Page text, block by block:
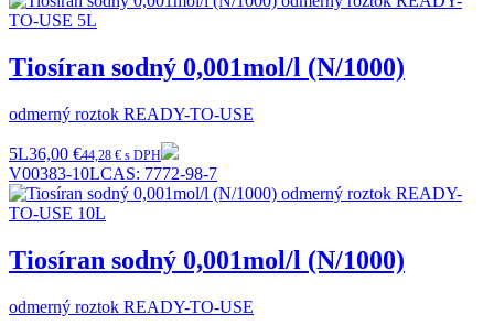
Tiosíran sodný 0,001mol/l (N/1000)
odmerný roztok READY-TO-USE
5L36,00 €44,28 € s DPH
V00383-10LCAS: 7772-98-7
Tiosíran sodný 0,001mol/l (N/1000)
odmerný roztok READY-TO-USE